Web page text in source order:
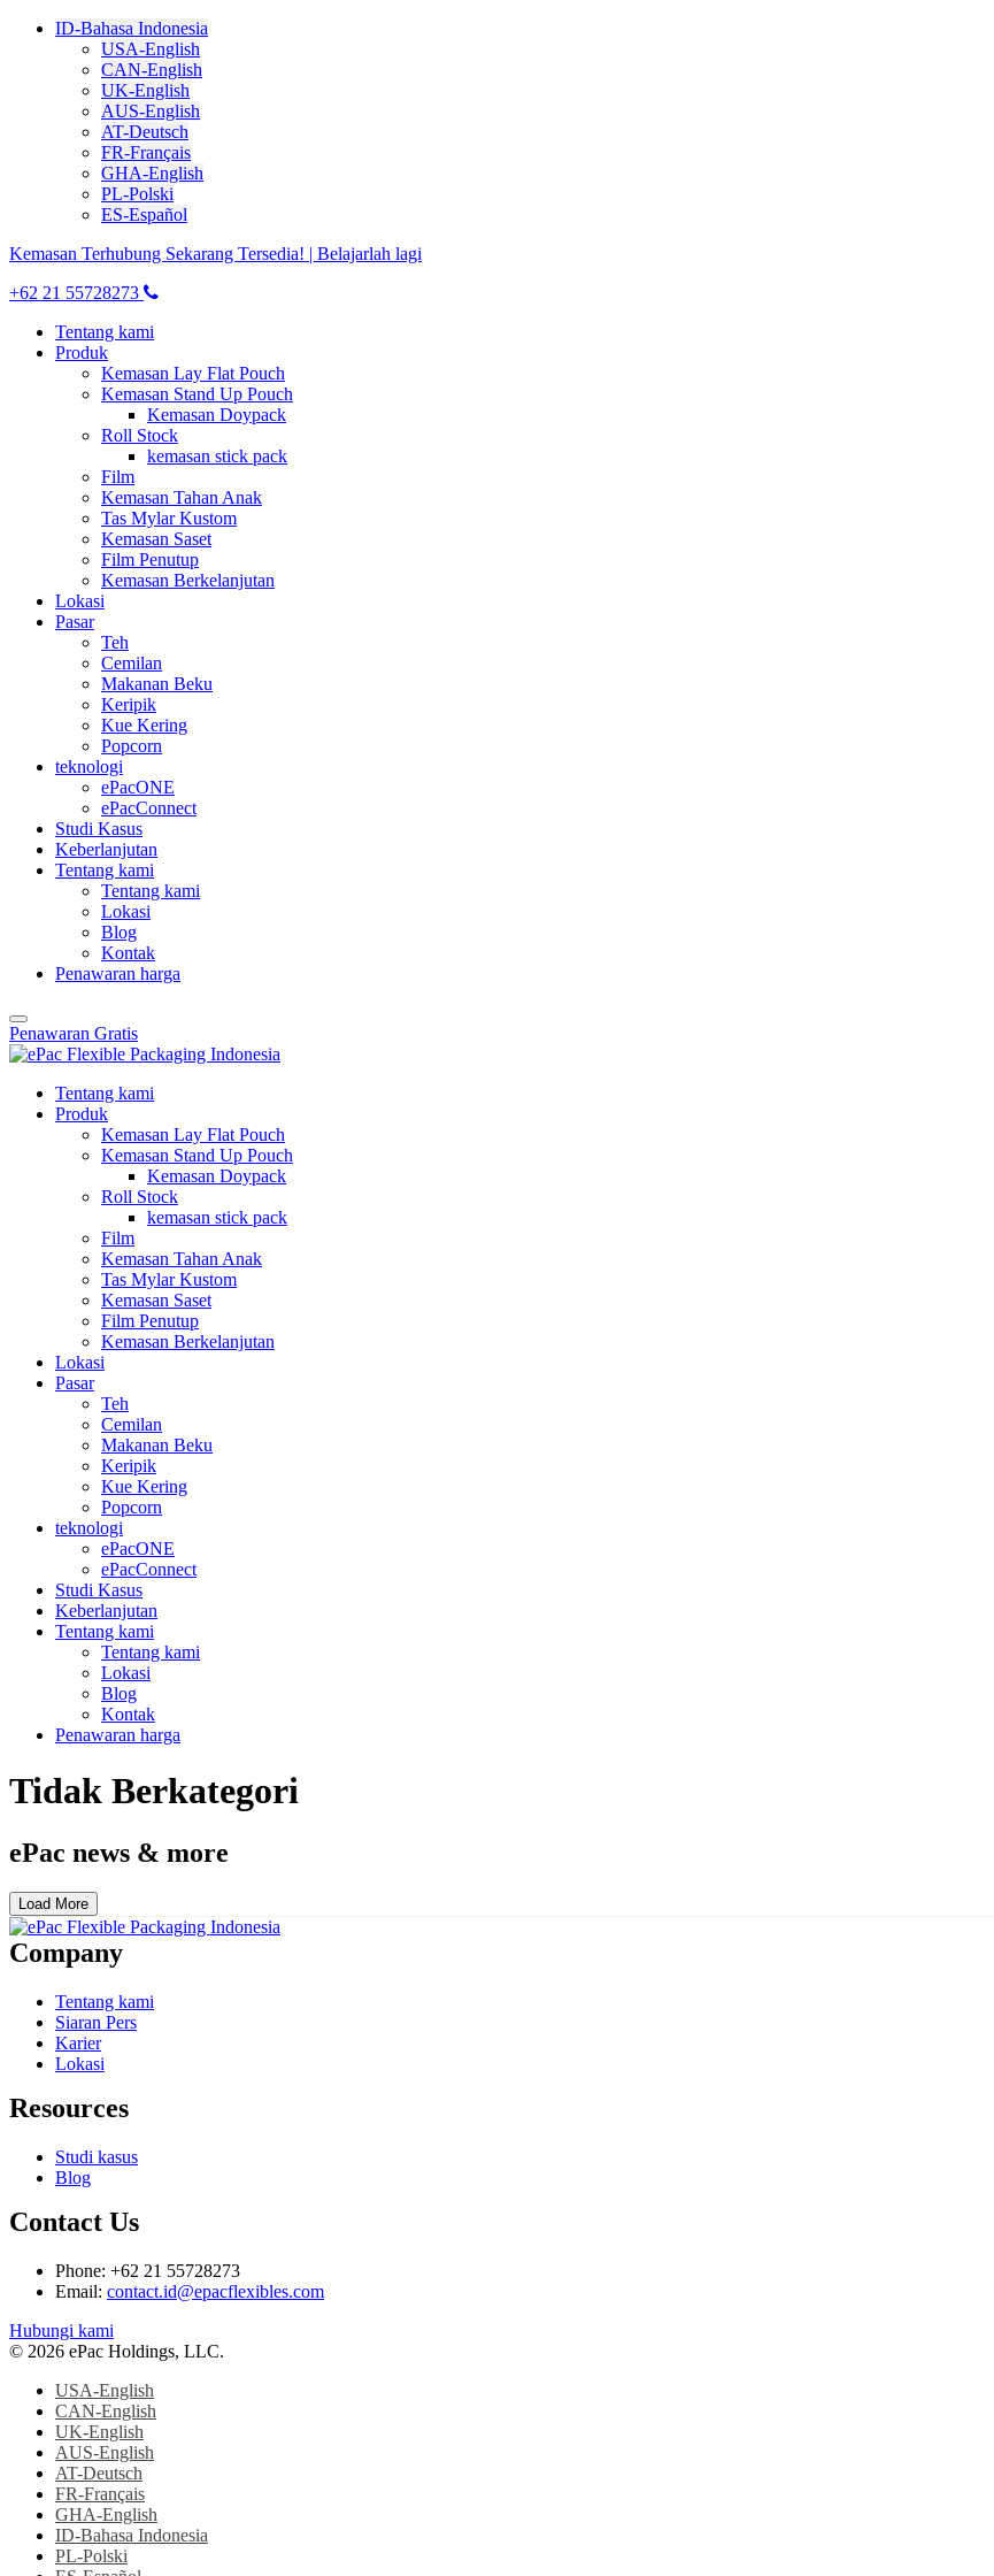
ID-Bahasa Indonesia
USA-English
CAN-English
UK-English
AUS-English
AT-Deutsch
FR-Français
GHA-English
PL-Polski
ES-Español
Kemasan Terhubung Sekarang Tersedia! | Belajarlah lagi
+62 21 55728273
Tentang kami
Produk
Kemasan Lay Flat Pouch
Kemasan Stand Up Pouch
Kemasan Doypack
Roll Stock
kemasan stick pack
Film
Kemasan Tahan Anak
Tas Mylar Kustom
Kemasan Saset
Film Penutup
Kemasan Berkelanjutan
Lokasi
Pasar
Teh
Cemilan
Makanan Beku
Keripik
Kue Kering
Popcorn
teknologi
ePacONE
ePacConnect
Studi Kasus
Keberlanjutan
Tentang kami
Tentang kami
Lokasi
Blog
Kontak
Penawaran harga
Penawaran Gratis
Tentang kami
Produk
Kemasan Lay Flat Pouch
Kemasan Stand Up Pouch
Kemasan Doypack
Roll Stock
kemasan stick pack
Film
Kemasan Tahan Anak
Tas Mylar Kustom
Kemasan Saset
Film Penutup
Kemasan Berkelanjutan
Lokasi
Pasar
Teh
Cemilan
Makanan Beku
Keripik
Kue Kering
Popcorn
teknologi
ePacONE
ePacConnect
Studi Kasus
Keberlanjutan
Tentang kami
Tentang kami
Lokasi
Blog
Kontak
Penawaran harga
Tidak Berkategori
ePac news & more
Load More
Company
Tentang kami
Siaran Pers
Karier
Lokasi
Resources
Studi kasus
Blog
Contact Us
Phone: +62 21 55728273
Email: contact.id@epacflexibles.com
facebook
youtube
linkedin
instagram
Hubungi kami
© 2026 ePac Holdings, LLC.
USA-English
CAN-English
UK-English
AUS-English
AT-Deutsch
FR-Français
GHA-English
ID-Bahasa Indonesia
PL-Polski